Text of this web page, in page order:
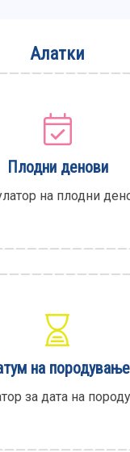
Алатки
Плодни денови
на плодни
на породување
за дата на